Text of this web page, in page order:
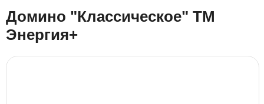
Домино "Классическое" ТМ
Энергия+